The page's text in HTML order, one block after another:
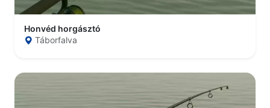
Honvéd horgásztó
Táborfalva